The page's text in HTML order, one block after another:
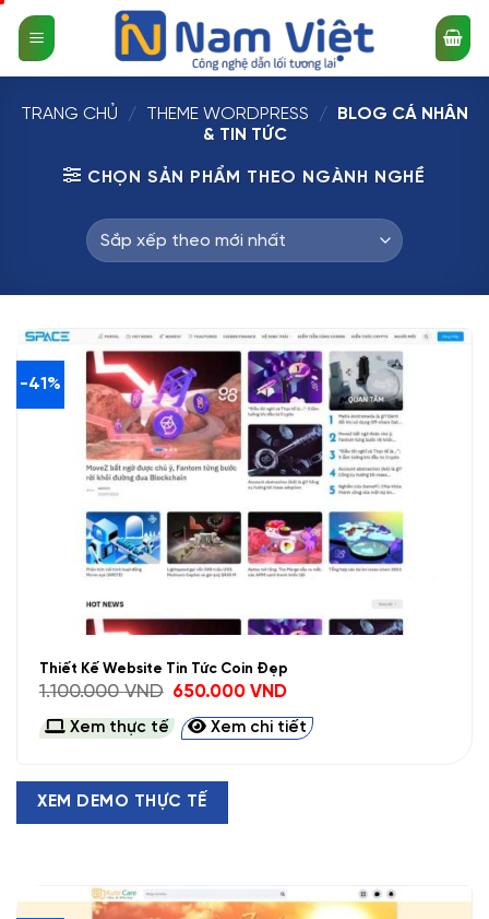
qua
nội
TRANG CHỦ
/ THEME WORDPRESS /
BLOG CÁ NHÂN
& TIN TỨC
CHỌN SẢN PHẨM THEO NGÀNH NGHỀ
-41%
Thiết Kế Website Tin Tức Coin Đẹp
1.100.000VND
Giá
gốc
là:
1.100.000 VND.
650.000VNDGiá
tại
là:
650.000 VND.
Xem thực tế Xem chi tiết
XEM DEMO THỰC TẾ